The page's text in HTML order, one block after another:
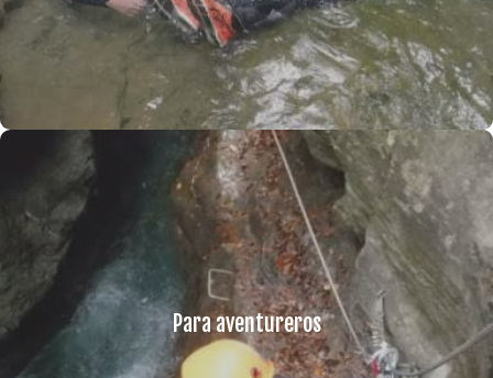
Para aventureros